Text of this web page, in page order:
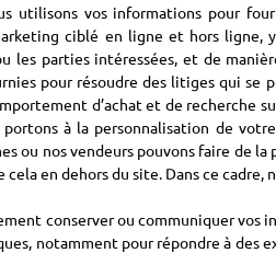
utilisons vos informations pour
ciblé en ligne et hors ligne,
les parties intéressées, et de
pour résoudre des litiges qui se
d’achat et de recherche
à la personnalisation de
ou nos vendeurs pouvons faire de
en dehors du site. Dans ce
conserver ou communiquer
notamment pour répondre à